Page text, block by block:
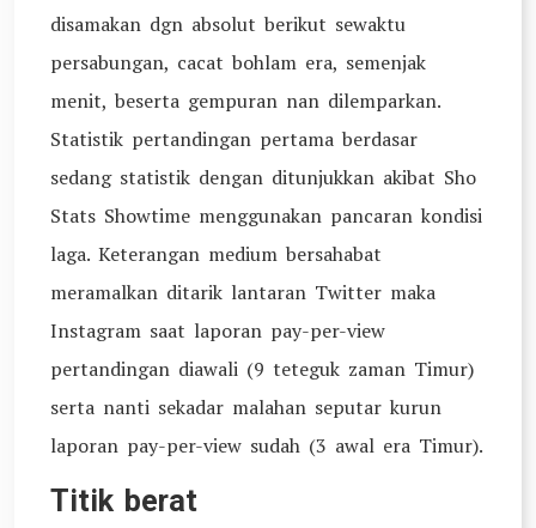
disamakan dgn absolut berikut sewaktu
persabungan, cacat bohlam era, semenjak
menit, beserta gempuran nan dilemparkan.
Statistik pertandingan pertama berdasar
sedang statistik dengan ditunjukkan akibat Sho
Stats Showtime menggunakan pancaran kondisi
laga. Keterangan medium bersahabat
meramalkan ditarik lantaran Twitter maka
Instagram saat laporan pay-per-view
pertandingan diawali (9 teteguk zaman Timur)
serta nanti sekadar malahan seputar kurun
laporan pay-per-view sudah (3 awal era Timur).
Titik berat